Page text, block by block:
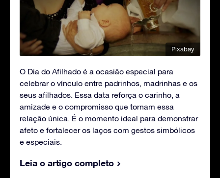
Pixabay
O Dia do Afilhado é a ocasião especial para
celebrar o vínculo entre padrinhos, madrinhas e os
seus afilhados. Essa data reforça o carinho, a
amizade e o compromisso que tornam essa
relação única. É o momento ideal para demonstrar
afeto e fortalecer os laços com gestos simbólicos
e especiais.
Leia o artigo completo